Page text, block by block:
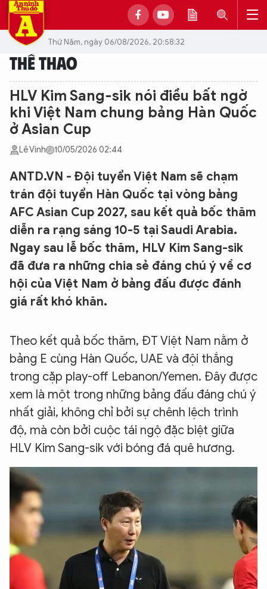
Thứ Năm, ngày 06/08/2026, 20:58:32
THỂ THAO
HLV Kim Sang-sik nói điều bất ngờ
khi Việt Nam chung bảng Hàn Quốc
ở Asian Cup
Lê Vinh 10/05/2026 02:44
ANTD.VN - Đội tuyển Việt Nam sẽ chạm
trán đội tuyển Hàn Quốc tại vòng bảng
AFC Asian Cup 2027, sau kết quả bốc thăm
diễn ra rạng sáng 10-5 tại Saudi Arabia.
Ngay sau lễ bốc thăm, HLV Kim Sang-sik
đã đưa ra những chia sẻ đáng chú ý về cơ
hội của Việt Nam ở bảng đấu được đánh
giá rất khó khăn.
Theo kết quả bốc thăm, ĐT Việt Nam nằm ở
bảng E cùng Hàn Quốc, UAE và đội thắng
trong cặp play-off Lebanon/Yemen. Đây được
xem là một trong những bảng đấu đáng chú ý
nhất giải, không chỉ bởi sự chênh lệch trình
độ, mà còn bởi cuộc tái ngộ đặc biệt giữa
HLV Kim Sang-sik với bóng đá quê hương.